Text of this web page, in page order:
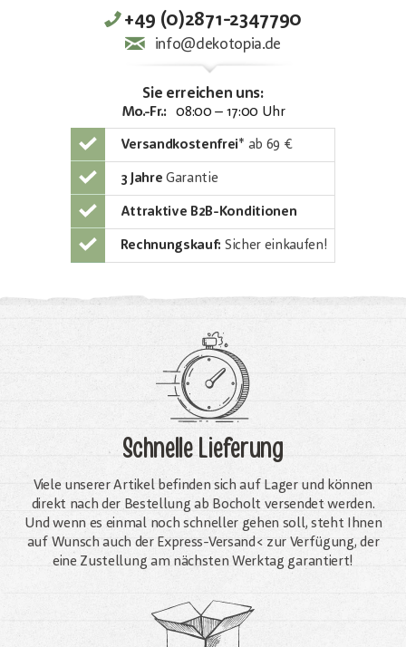
+49 (0)2871-2347790
info@dekotopia.de
Sie erreichen uns:
Mo.-Fr.: 08:00 – 17:00 Uhr
Versandkostenfrei* ab 69 €
3 Jahre Garantie
Attraktive B2B-Konditionen
Rechnungskauf: Sicher einkaufen!
Schnelle Lieferung
Viele unserer Artikel befinden sich auf Lager und können
direkt nach der Bestellung ab Bocholt versendet werden.
Und wenn es einmal noch schneller gehen soll, steht Ihnen
auf Wunsch auch der Express-Versand< zur Verfügung, der
eine Zustellung am nächsten Werktag garantiert!